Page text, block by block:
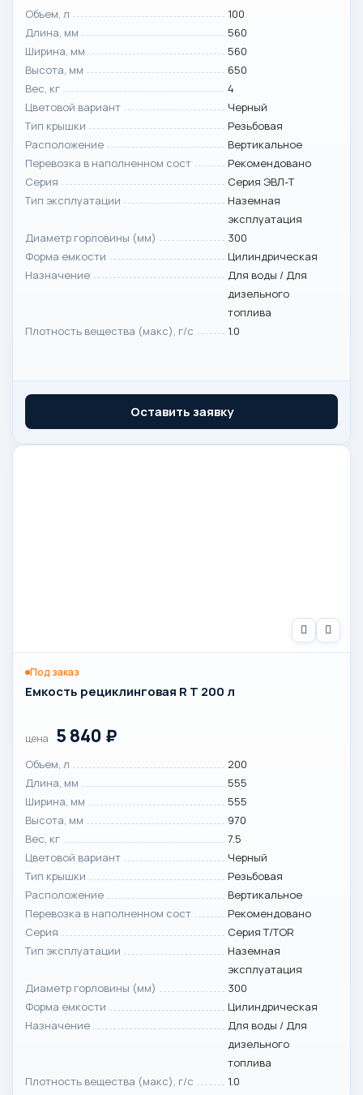
Объем, л
100
Длина, мм
560
Ширина, мм
560
Высота, мм
650
Вес, кг
4
Цветовой вариант
Черный
Тип крышки
Резьбовая
Расположение
Вертикальное
Перевозка в наполненном сост
Рекомендовано
Серия
Серия ЭВЛ-Т
Тип эксплуатации
Наземная
эксплуатация
Диаметр горловины (мм)
300
Форма емкости
Цилиндрическая
Назначение
Для воды / Для
дизельного
топлива
Плотность вещества (макс), г/с
1.0
Оставить заявку
Под заказ
Емкость рециклинговая R T 200 л
цена 5 840 ₽
Объем, л
200
Длина, мм
555
Ширина, мм
555
Высота, мм
970
Вес, кг
7.5
Цветовой вариант
Черный
Тип крышки
Резьбовая
Расположение
Вертикальное
Перевозка в наполненном сост
Рекомендовано
Серия
Серия T/TOR
Тип эксплуатации
Наземная
эксплуатация
Диаметр горловины (мм)
300
Форма емкости
Цилиндрическая
Назначение
Для воды / Для
дизельного
топлива
Плотность вещества (макс), г/с
1.0